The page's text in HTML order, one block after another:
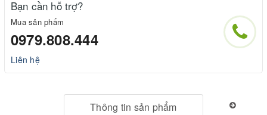
Bạn cần hỗ trợ?
Mua sản phẩm
0979.808.444
Liên hệ
Thông tin sản phẩm